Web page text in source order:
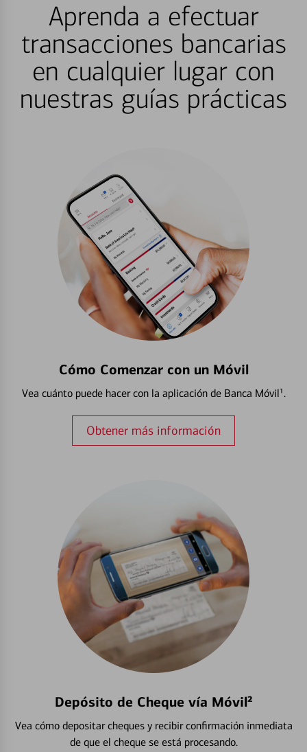
Aprenda a efectuar
transacciones bancarias
en cualquier lugar con
nuestras guías prácticas
Cómo Comenzar con un Móvil
Vea cuánto puede hacer con la aplicación de Banca Móvil¹.
Obtener más información
Depósito de Cheque vía Móvil²
Vea cómo depositar cheques y recibir confirmación inmediata
de que el cheque se está procesando.